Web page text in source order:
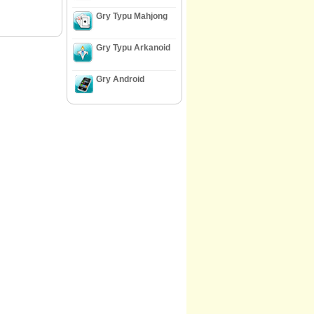
Gry Typu Mahjong
Gry Typu Arkanoid
Gry Android